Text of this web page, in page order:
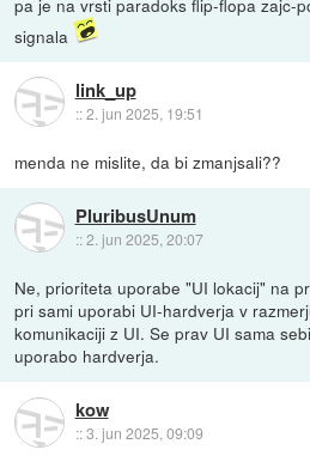
signala
link_up
::2. jun 2025, 19:51
menda ne mislite, da bi zmanjsali??
PluribusUnum
::2. jun 2025, 20:07
Ne, prioriteta uporabe "UI lokacij" na
pri sami uporabi UI-hardverja v
komunikaciji z UI. Se prav UI sama
uporabo hardverja.
kow
::3. jun 2025, 09:09